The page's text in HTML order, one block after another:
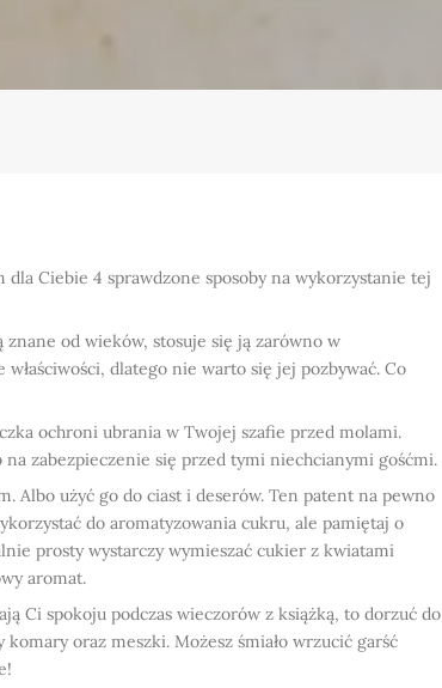
dla Ciebie 4 sprawdzone sposoby na wykorzystanie tej
znane od wieków, stosuje się ją zarówno w
dlatego nie warto się jej pozbywać. Co
ochroni ubrania w Twojej szafie przed molami.
zabezpieczenie się przed tymi niechcianymi gośćmi.
Albo użyć go do ciast i deserów. Ten patent na pewno
do aromatyzowania cukru, ale pamiętaj o
prosty wystarczy wymieszać cukier z kwiatami
aromat.
Ci spokoju podczas wieczorów z książką, to dorzuć do
komary oraz meszki. Możesz śmiało wrzucić garść